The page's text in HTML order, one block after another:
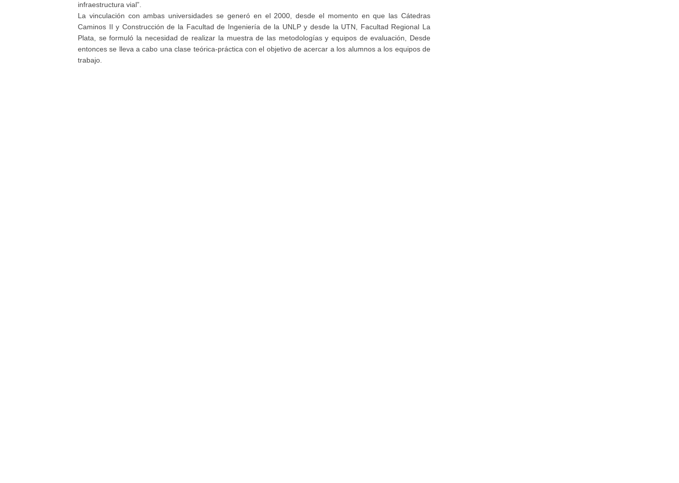
infraestructura vial”.
La vinculación con ambas universidades se generó en el 2000, desde el momento en que las Cátedras
Caminos II y Construcción de la Facultad de Ingeniería de la UNLP y desde la UTN, Facultad Regional La
Plata, se formuló la necesidad de realizar la muestra de las metodologías y equipos de evaluación, Desde
entonces se lleva a cabo una clase teórica-práctica con el objetivo de acercar a los alumnos a los equipos de
trabajo.